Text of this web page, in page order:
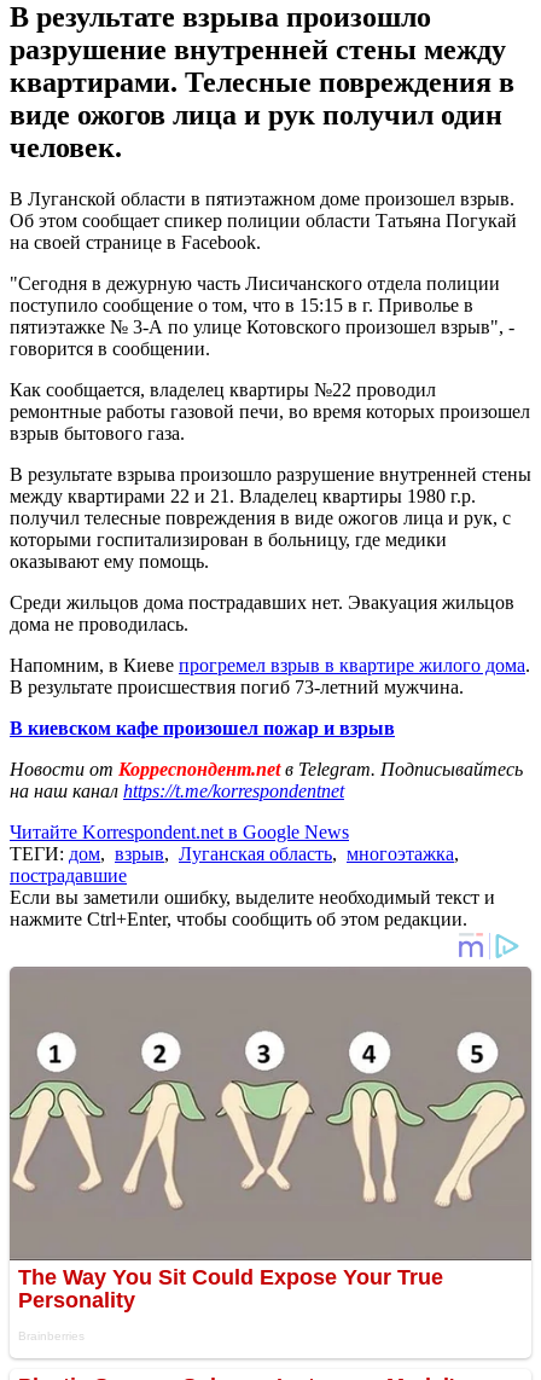
В результате взрыва произошло
разрушение внутренней стены между
квартирами. Телесные повреждения в
виде ожогов лица и рук получил один
человек.
В Луганской области в пятиэтажном доме произошел взрыв.
Об этом сообщает спикер полиции области Татьяна Погукай
на своей странице в Facebook.
"Сегодня в дежурную часть Лисичанского отдела полиции
поступило сообщение о том, что в 15:15 в г. Приволье в
пятиэтажке № 3-А по улице Котовского произошел взрыв", -
говорится в сообщении.
Как сообщается, владелец квартиры №22 проводил
ремонтные работы газовой печи, во время которых произошел
взрыв бытового газа.
В результате взрыва произошло разрушение внутренней стены
между квартирами 22 и 21. Владелец квартиры 1980 г.р.
получил телесные повреждения в виде ожогов лица и рук, с
которыми госпитализирован в больницу, где медики
оказывают ему помощь.
Среди жильцов дома пострадавших нет. Эвакуация жильцов
дома не проводилась.
Напомним, в Киеве прогремел взрыв в квартире жилого дома.
В результате происшествия погиб 73-летний мужчина.
В киевском кафе произошел пожар и взрыв
Новости от Корреспондент.netв Telegram. Подписывайтесь
на наш канал https://t.me/korrespondentnet
Читайте Korrespondent.net в Google News
ТЕГИ: дом, взрыв, Луганская область, многоэтажка,
пострадавшие
Если вы заметили ошибку, выделите необходимый текст и
нажмите Ctrl+Enter, чтобы сообщить об этом редакции.